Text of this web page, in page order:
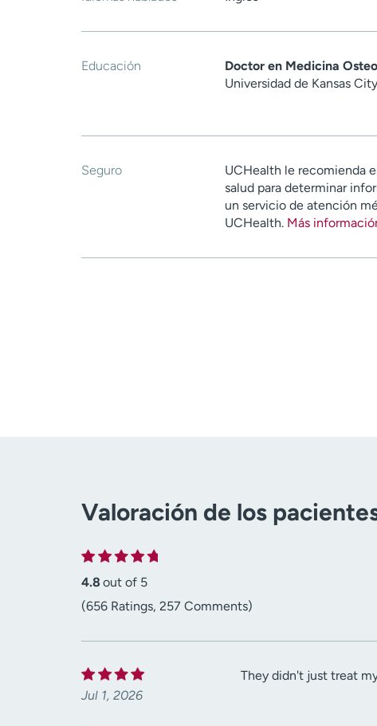
Educación
Doctor en Medicina
Universidad de Kansas
Seguro
UCHealth le recomienda
salud para determinar
un servicio de atención
UCHealth. Más
Valoración de los
4.8 out of 5
(656 Ratings, 257 Comments)
Jul 1, 2026
They didn't just treat